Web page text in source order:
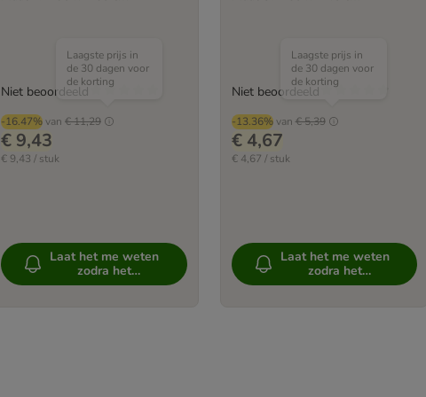
-16.47%van € 11,29
Laagste prijs in
de 30 dagen voor
de korting
€ 9,43
€ 9,43 / stuk
Niet beoordeeld
Laat het me weten
zodra het
beschikbaar is
-13.36% van € 5,39
Laagste prijs in
de 30 dagen voor
de korting
€ 4,67
€ 4,67 / stuk
Niet beoordeeld
Laat het me weten
zodra het
beschikbaar is